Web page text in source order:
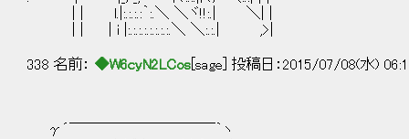
| | l.|:.:.:.:｀:.＼ ＼ヾ!!:.| ＼| |
| | | i |:.:.:.:.:.:.:.:.＼ ＼:.:.| ,>|
338 名前： ◆W6cyN2LCos [sage] 投稿日：2015/07/08(水)
γ´￣￣￣￣￣￣￣￣￣￣｀ヽ